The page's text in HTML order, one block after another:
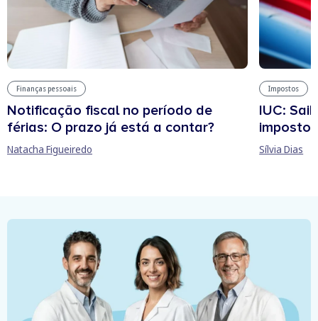
Finanças pessoais
Notificação fiscal no período de
férias: O prazo já está a contar?
Natacha Figueiredo
Impostos
IUC:
imposto
Sílvia Dias